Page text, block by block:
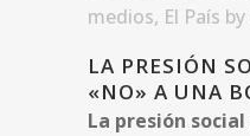
medios, El País by
LA PRESIÓN
«NO» A UNA
La presión